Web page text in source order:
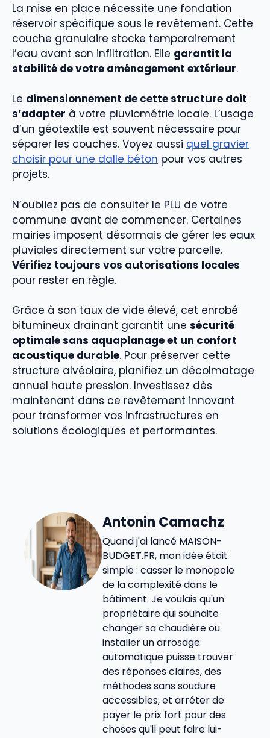
La mise en place nécessite une fondation
réservoir spécifique sous le revêtement. Cette
couche granulaire stocke temporairement
l’eau avant son infiltration. Elle garantit la
stabilité de votre aménagement extérieur.
Le dimensionnement de cette structure doit
s’adapter à votre pluviométrie locale. L’usage
d’un géotextile est souvent nécessaire pour
séparer les couches. Voyez aussi quel gravier
choisir pour une dalle béton pour vos autres
projets.
N’oubliez pas de consulter le PLU de votre
commune avant de commencer. Certaines
mairies imposent désormais de gérer les eaux
pluviales directement sur votre parcelle.
Vérifiez toujours vos autorisations locales
pour rester en règle.
Grâce à son taux de vide élevé, cet enrobé
bitumineux drainant garantit une sécurité
optimale sans aquaplanage et un confort
acoustique durable. Pour préserver cette
structure alvéolaire, planifiez un décolmatage
annuel haute pression. Investissez dès
maintenant dans ce revêtement innovant
pour transformer vos infrastructures en
solutions écologiques et performantes.
Antonin Camachz
Quand j'ai lancé MAISON-
BUDGET.FR, mon idée était
simple : casser le monopole
de la complexité dans le
bâtiment. Je voulais qu'un
propriétaire qui souhaite
changer sa chaudière ou
installer un arrosage
automatique puisse trouver
des réponses claires, des
méthodes sans soudure
accessibles, et arrêter de
payer le prix fort pour des
choses qu'il peut faire lui-